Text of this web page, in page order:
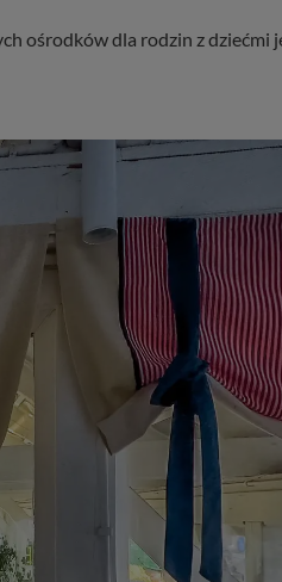
ośrodków dla rodzin z dziećmi